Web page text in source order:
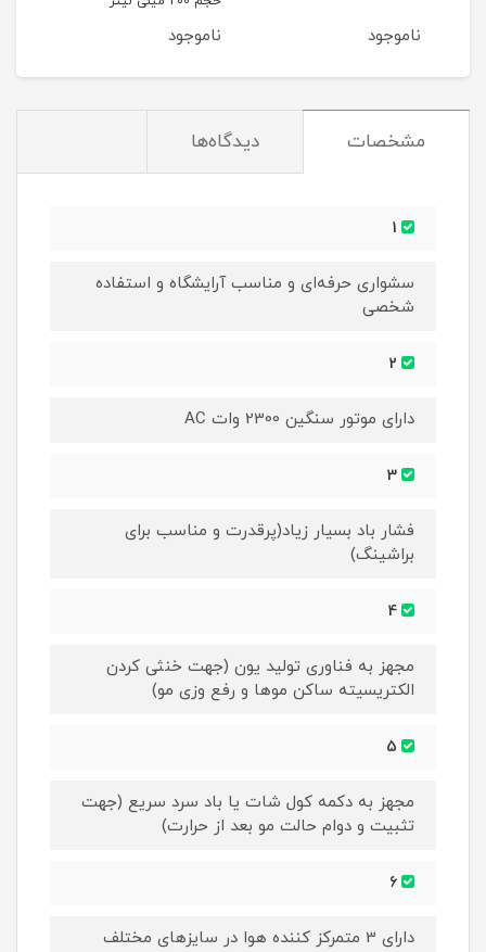
ناموجود ناموجود
مشخصات دیدگاه‌ها
سشواری حرفه‌ای و مناسب آرایشگاه و استفاده
شخصی
دارای موتور سنگین 2300 وات AC
فشار باد بسیار زیاد(پرقدرت و مناسب برای
براشینگ)
مجهز به فناوری تولید یون (جهت خنثی کردن
الکتریسیته ساکن موها و رفع وزی مو)
مجهز به دکمه کول شات یا باد سرد سریع (جهت
تثبیت و دوام حالت مو بعد از حرارت)
دارای 3 متمرکز کننده هوا در سایزهای مختلف